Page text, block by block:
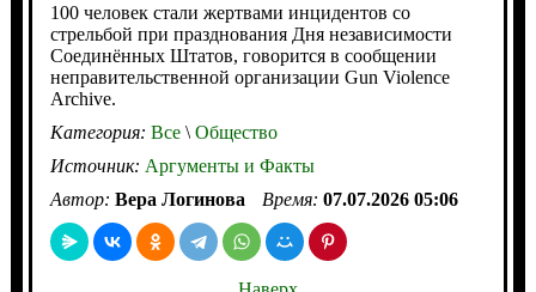
100 человек стали жертвами инцидентов со
стрельбой при празднования Дня независимости
Соединённых Штатов, говорится в сообщении
неправительственной организации Gun Violence
Archive.
Категория: Все\Общество
Источник: Аргументы и Факты
Автор: Вера Логинова Время: 07.07.2026 05:06